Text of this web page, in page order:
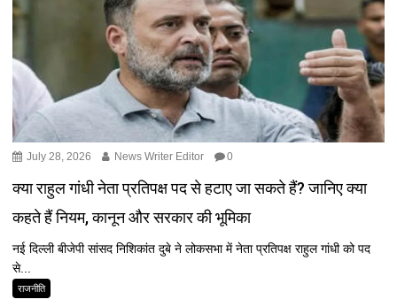
July 28, 2026 News Writer Editor 0
क्या राहुल गांधी नेता प्रतिपक्ष पद से हटाए जा सकते हैं? जानिए क्या
कहते हैं नियम, कानून और सरकार की भूमिका
नई दिल्ली बीजेपी सांसद निशिकांत दुबे ने लोकसभा में नेता प्रतिपक्ष राहुल गांधी को पद
से...
राजनीति